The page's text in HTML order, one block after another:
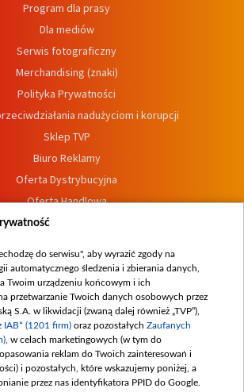
Program dla prasy
Dla mediów
Serwis fotograficzny
Merchandising (znaki)
Polityka Prywatności
nadużyciom i korupcji
Sklep TVP
Biuro Reklamy
Oferta Dystrybucyjna
Oferta Handlowa
Dostępność
zgłoszeń wewnętrznych
do serwisu", aby wyrazić zgody na
automatycznego śledzenia i zbierania danych,
Twoim urządzeniu końcowym i ich
przetwarzanie Twoich danych osobowych przez
S.A. w likwidacji (zwaną dalej również „TVP”),
IAB* (1201 firm) oraz pozostałych Zaufanych
, w celach marketingowych (w tym do
reklam do Twoich zainteresowań i
i pozostałych, które wskazujemy poniżej, a
przez nas identyfikatora PPID do Google.